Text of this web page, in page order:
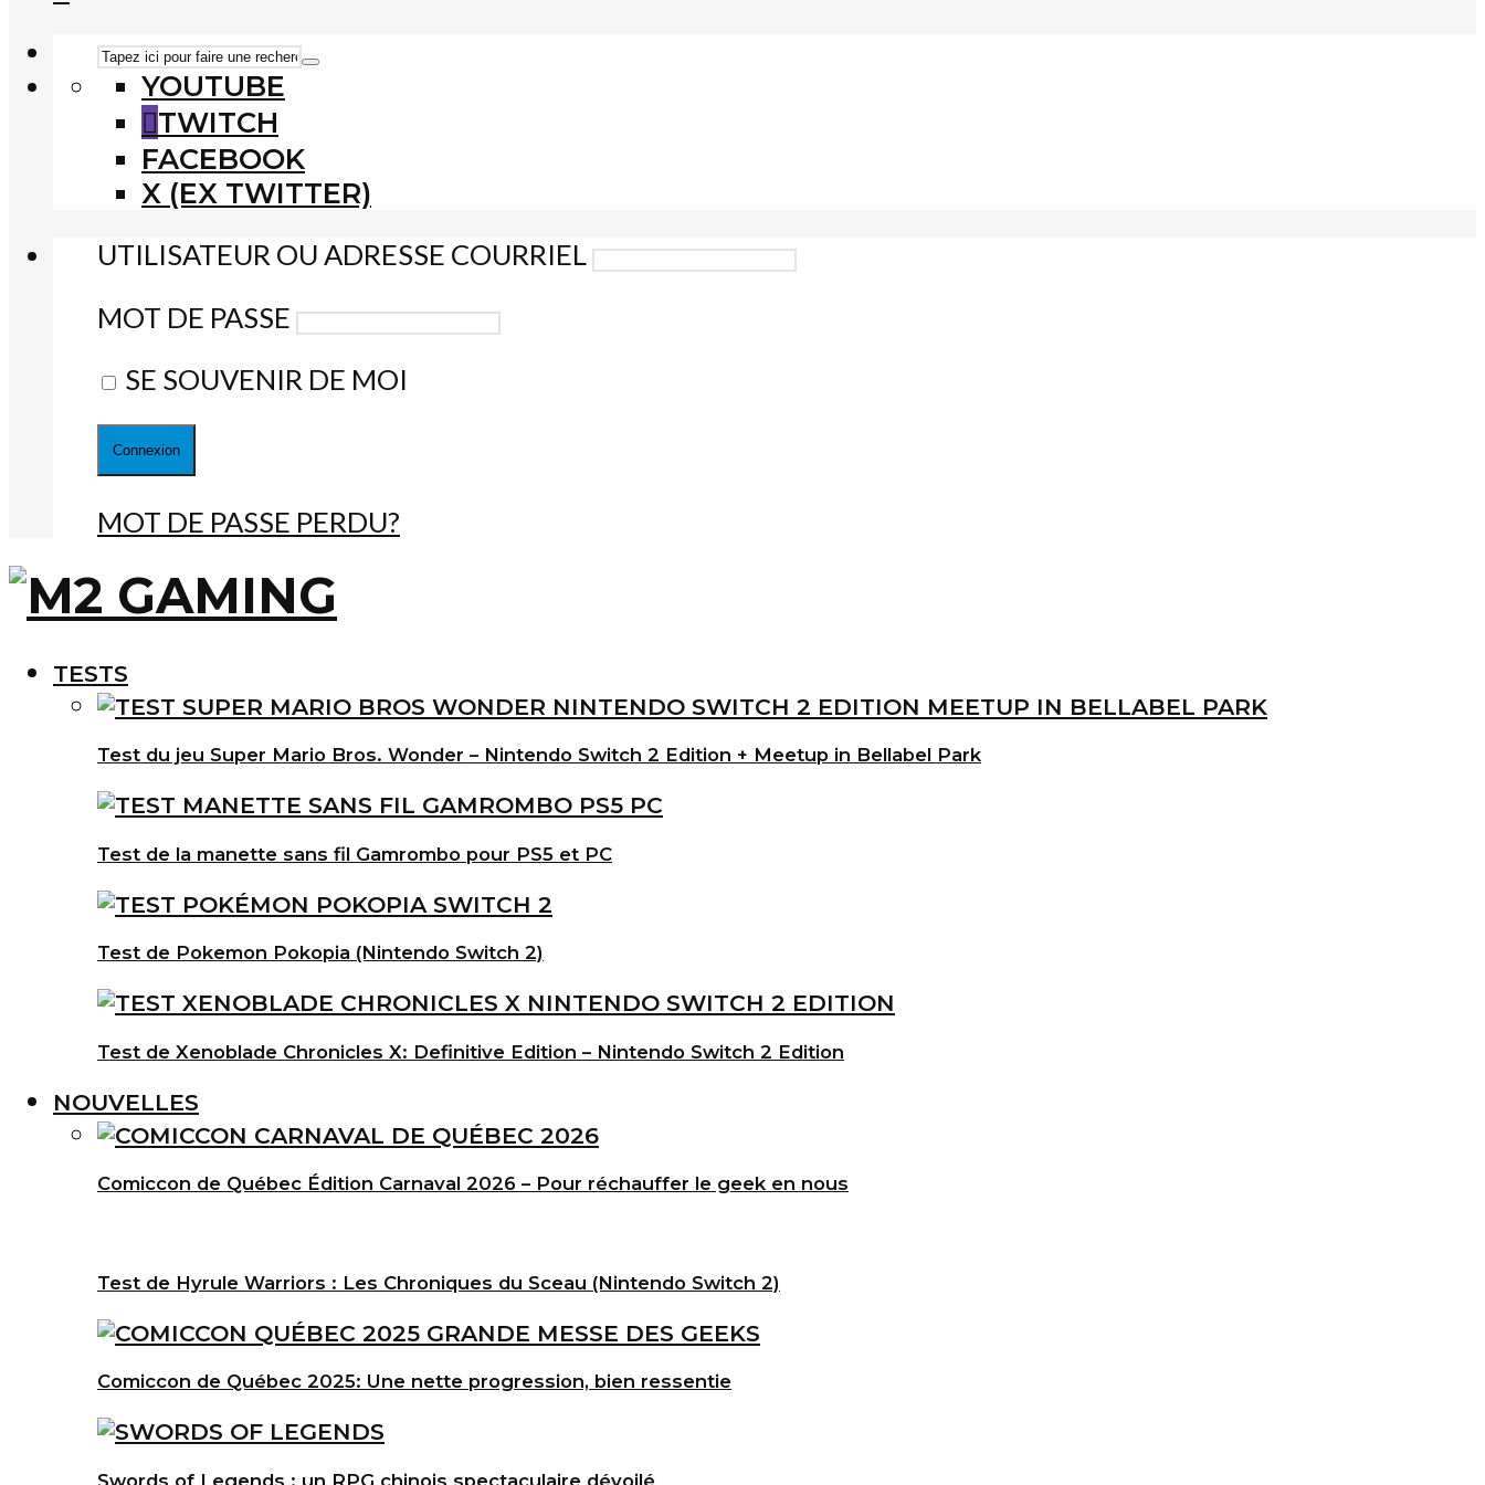
YOUTUBE
TWITCH
FACEBOOK
X (EX TWITTER)
UTILISATEUR OU ADRESSE COURRIEL
MOT DE PASSE
SE SOUVENIR DE MOI
MOT DE PASSE PERDU?
TESTS
Test du jeu Super Mario Bros. Wonder – Nintendo Switch 2 Edition + Meetup in Bellabel Park
Test de la manette sans fil Gamrombo pour PS5 et PC
Test de Pokemon Pokopia (Nintendo Switch 2)
Test de Xenoblade Chronicles X: Definitive Edition – Nintendo Switch 2 Edition
NOUVELLES
Comiccon de Québec Édition Carnaval 2026 – Pour réchauffer le geek en nous
Test de Hyrule Warriors : Les Chroniques du Sceau (Nintendo Switch 2)
Comiccon de Québec 2025: Une nette progression, bien ressentie
Swords of Legends : un RPG chinois spectaculaire dévoilé